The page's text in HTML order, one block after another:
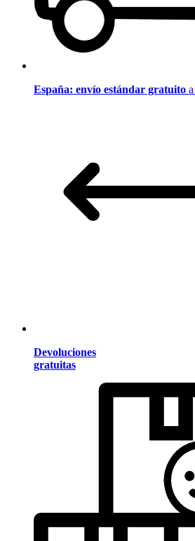
España: envío estándar gratuito
Devoluciones
gratuitas